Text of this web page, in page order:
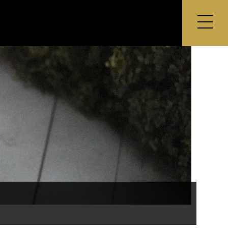
Contents
HOME
コンセプト
展示会情報